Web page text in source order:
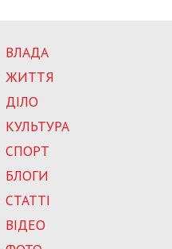
ВЛАДА
ЖИТТЯ
ДІЛО
КУЛЬТУРА
СПОРТ
БЛОГИ
СТАТТІ
ВІДЕО